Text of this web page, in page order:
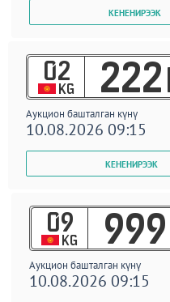
02
KG 222
Аукцион башталган күнү
10.08.2026 09:15
09
KG 999
Аукцион башталган күнү
10.08.2026 09:15